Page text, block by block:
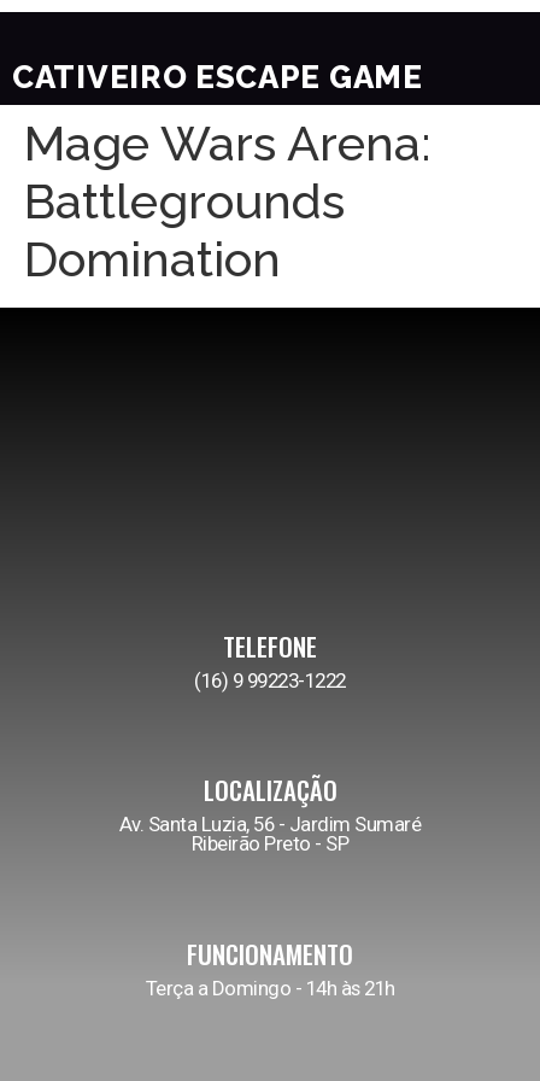
CATIVEIRO ESCAPE GAME
Mage Wars Arena:
Battlegrounds
Domination
TELEFONE
(16) 9 99223-1222
LOCALIZAÇÃO
Av. Santa Luzia, 56 - Jardim Sumaré
Ribeirão Preto - SP
FUNCIONAMENTO
Terça a Domingo - 14h às 21h